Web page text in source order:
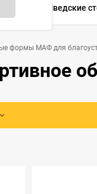
Шведские
формы МАФ для